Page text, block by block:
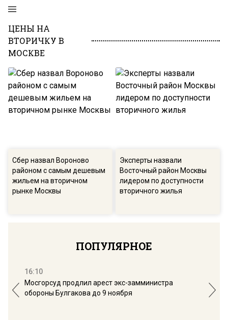
ЦЕНЫ НА
ВТОРИЧКУ В
МОСКВЕ
Сбер назвал Вороново
районом с самым дешевым
жильем на вторичном
рынке Москвы
Эксперты назвали
Восточный район Москвы
лидером по доступности
вторичного жилья
ПОПУЛЯРНОЕ
16:10
Мосгорсуд продлил арест экс-замминистра
обороны Булгакова до 9 ноября